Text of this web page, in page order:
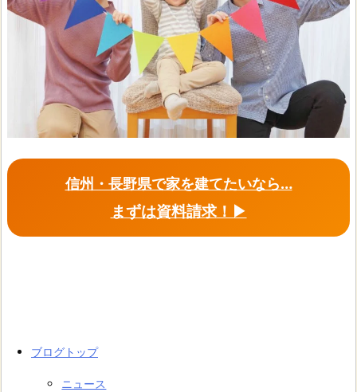
信州・長野県で家を建てたいなら…
まずは資料請求！▶︎
ブログトップ
ニュース